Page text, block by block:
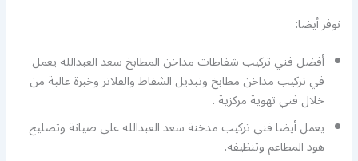
نوفر أيضا:
أفضل فني تركيب شفاطات مداخن المطابخ سعد العبدالله يعمل
في تركيب مداخن مطابخ وتبديل الشفاط والفلاتر وخبرة عالية من
خلال فني تهوية مركزية .
يعمل أيضا فني تركيب مدخنة سعد العبدالله على صيانة وتصليح
هود المطاعم وتنظيفه.